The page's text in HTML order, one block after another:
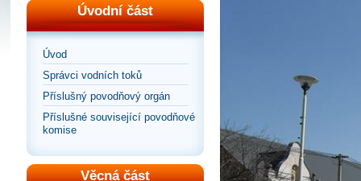
Úvodní část
Úvod
Správci vodních toků
Příslušný povodňový orgán
Příslušné související povodňové
komise
Věcná část